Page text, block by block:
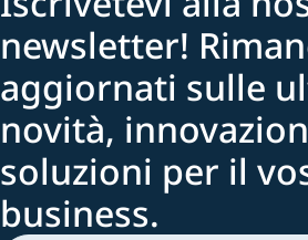
newsletter!
aggiornati sulle
novità,
soluzioni per il
business.